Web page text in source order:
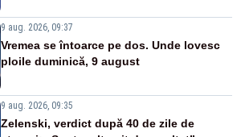
9 aug. 2026, 09:37
Vremea se întoarce pe dos. Unde lovesc
ploile duminică, 9 august
9 aug. 2026, 09:35
Zelenski, verdict după 40 de zile de